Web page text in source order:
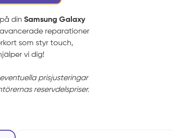
din Samsung Galaxy
reparationer
som styr touch,
vi dig!
prisjusteringar
reservdelspriser.